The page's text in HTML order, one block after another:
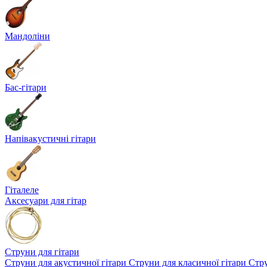
Мандоліни
Бас-гітари
Напівакустичні гітари
Гіталеле
Аксесуари для гітар
Струни для гітари
Струни для акустичної гітари Струни для класичної гітари